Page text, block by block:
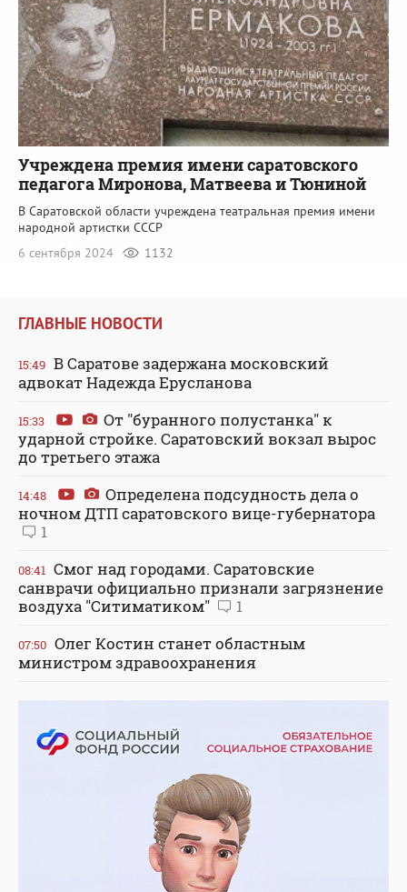
Учреждена премия имени саратовского
педагога Миронова, Матвеева и Тюниной
В Саратовской области учреждена театральная премия имени
народной артистки СССР
6 сентября 2024
1132
ГЛАВНЫЕ НОВОСТИ
15:49 В Саратове задержана московский
адвокат Надежда Ерусланова
15:33
От "буранного полустанка" к
ударной стройке. Саратовский вокзал вырос
до третьего этажа
14:48
Определена подсудность дела о
ночном ДТП саратовского вице-губернатора
1
08:41 Смог над городами. Саратовские
санврачи официально признали загрязнение
воздуха "Ситиматиком"
1
07:50 Олег Костин станет областным
министром здравоохранения